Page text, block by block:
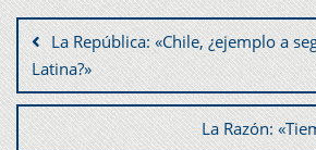
La República: «Chile, ¿ejemplo a
Latina?»
La Razón: